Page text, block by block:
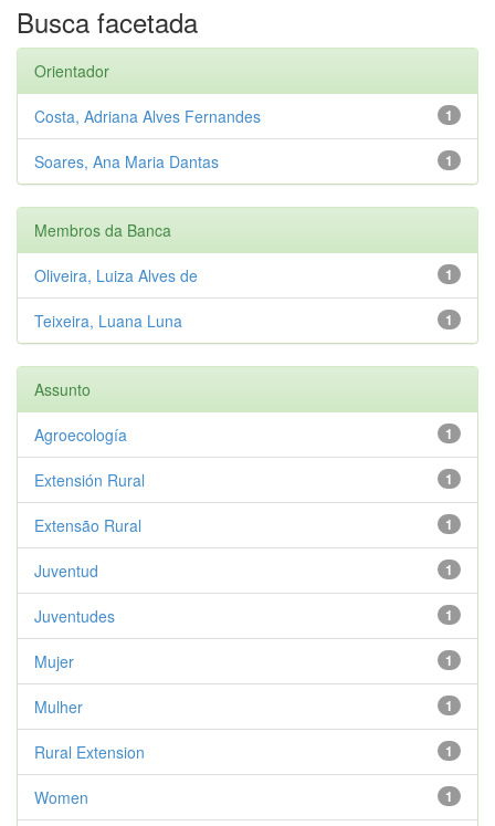
Busca facetada
Orientador
1
Costa, Adriana Alves Fernandes
1
Soares, Ana Maria Dantas
Membros da Banca
1
Oliveira, Luiza Alves de
1
Teixeira, Luana Luna
Assunto
1
Agroecología
1
Extensión Rural
1
Extensão Rural
1
Juventud
1
Juventudes
1
Mujer
1
Mulher
1
Rural Extension
1
Women